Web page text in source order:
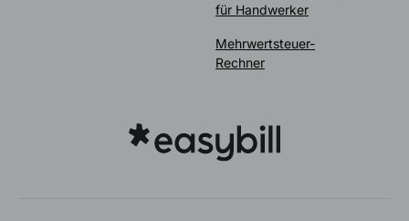
für Handwerker
Mehrwertsteuer-
Rechner